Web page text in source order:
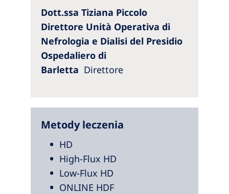
Dott.ssa Tiziana Piccolo
Direttore Unità Operativa di
Nefrologia e Dialisi del Presidio
Ospedaliero di
Barletta Direttore
Metody leczenia
HD
High-Flux HD
Low-Flux HD
ONLINE HDF